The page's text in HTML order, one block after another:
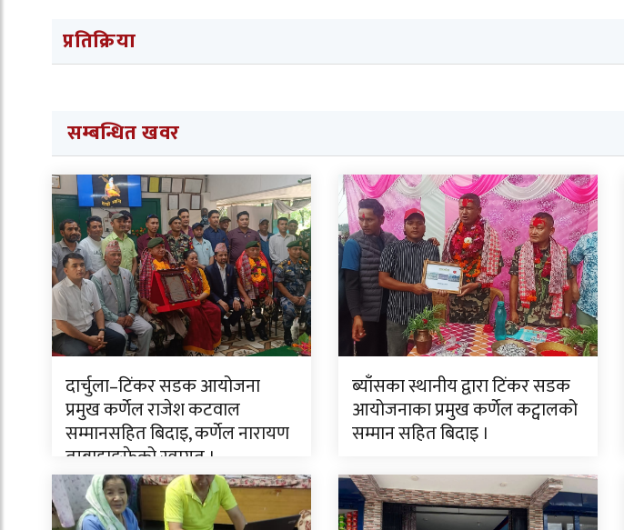
प्रतिक्रिया
सम्बन्धित खवर
दार्चुला–टिंकर सडक आयोजना
प्रमुख कर्णेल राजेश कटवाल
सम्मानसहित बिदाइ, कर्णेल नारायण
तुम्बाहाङफेको स्वागत ।
ब्याँसका स्थानीय द्वारा टिंकर सडक
आयोजनाका प्रमुख कर्णेल कट्वालको
सम्मान सहित बिदाइ ।